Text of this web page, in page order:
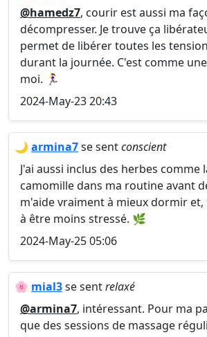
@hamedz7, courir est aussi ma
décompresser. Je trouve ça
permet de libérer toutes les
durant la journée. C'est comme
moi. 🏃‍♀️
2024-May-23 20:43
🌙 armina7se sentconscient
J'ai aussi inclus des herbes comme
camomille dans ma routine avant
m'aide vraiment à mieux dormir
à être moins stressé. 🌿
2024-May-25 05:06
🌸 mial3se sentrelaxé
@armina7, intéressant. Pour ma
que des sessions de massage